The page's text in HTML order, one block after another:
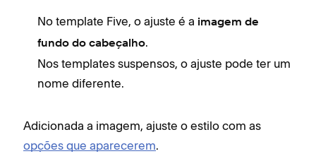
No template Five, o ajuste é a imagem de
fundo do cabeçalho.
Nos templates suspensos, o ajuste pode ter um
nome diferente.
Adicionada a imagem, ajuste o estilo com as
opções que aparecerem.